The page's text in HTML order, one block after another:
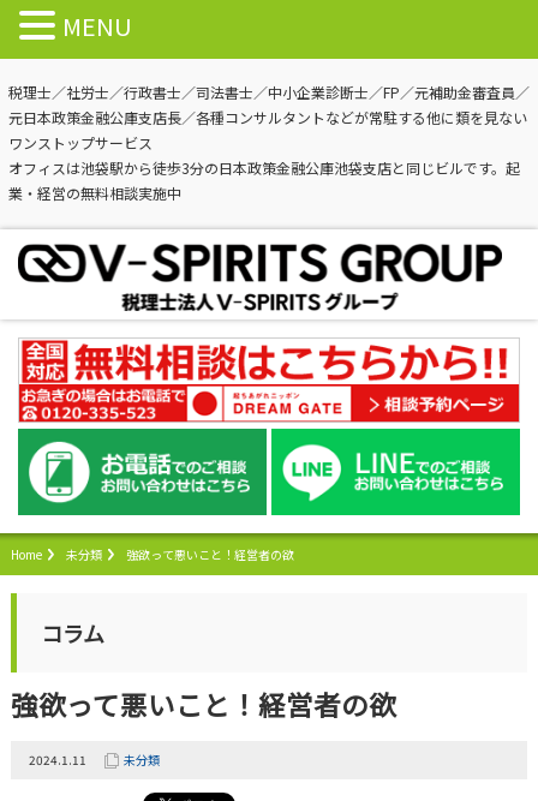
税理士／社労士／行政書士／司法書士／中小企業診断士／FP／元補助金審査員／
元日本政策金融公庫支店長／各種コンサルタントなどが常駐する他に類を見ない
ワンストップサービス
オフィスは池袋駅から徒歩3分の日本政策金融公庫池袋支店と同じビルです。起
業・経営の無料相談実施中
Home 未分類 強欲って悪いこと！経営者の欲
コラム
強欲って悪いこと！経営者の欲
2024.1.11 未分類
MENU